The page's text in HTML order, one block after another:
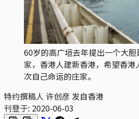
60岁的高广垣去年提出一个大
家，香港人建新香港，希望香港
次自己命运的庄家。
特约撰稿人 许创彦 发自香港
刊登于: 2020-06-03